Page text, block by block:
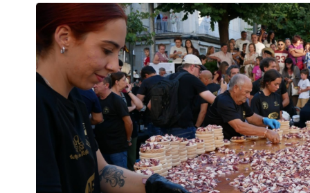
Histórica
Gastronomía
Escenarios
Sostenibilidad